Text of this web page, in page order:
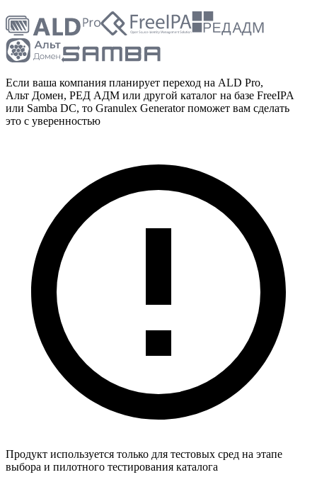
Если ваша компания планирует переход на ALD Pro,
Альт Домен, РЕД АДМ или другой каталог на базе FreeIPA
или Samba DC, то Granulex Generator поможет вам сделать
это с уверенностью
Продукт используется только для тестовых сред на этапе
выбора и пилотного тестирования каталога